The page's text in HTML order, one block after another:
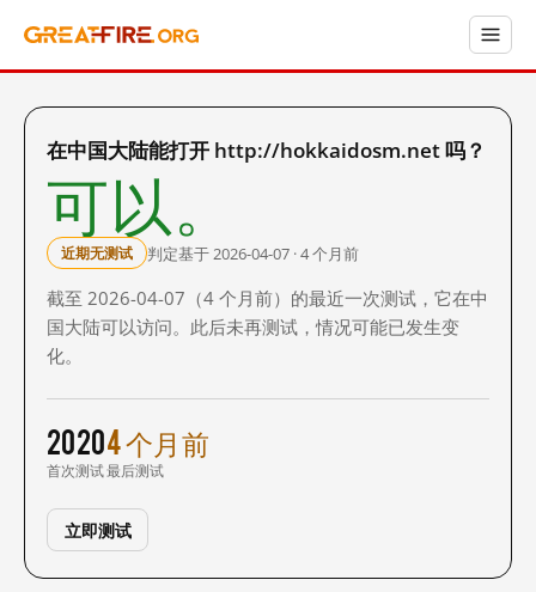
在中国大陆能打开 http://hokkaidosm.net 吗？
可以。
近期无测试 判定基于 2026-04-07 · 4 个月前
截至 2026-04-07（4 个月前）的最近一次测试，它在中
国大陆可以访问。此后未再测试，情况可能已发生变
化。
2020
首次测试
4 个月前
最后测试
立即测试